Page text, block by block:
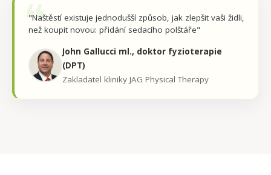
❝
"Naštěstí existuje jednodušší způsob, jak zlepšit vaši židli,
než koupit novou: přidání sedacího polštáře"
John Gallucci ml., doktor fyzioterapie
(DPT)
Zakladatel kliniky JAG Physical Therapy